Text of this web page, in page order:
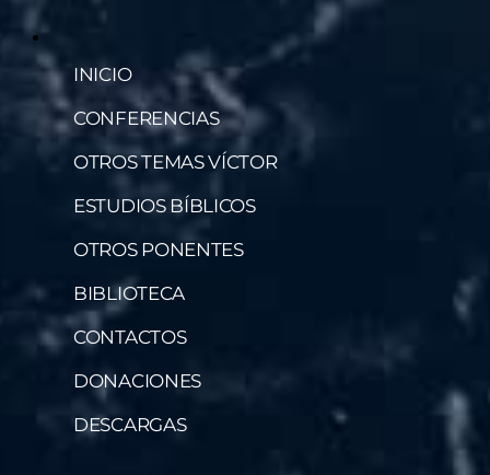
INICIO
CONFERENCIAS
OTROS TEMAS VÍCTOR
ESTUDIOS BÍBLICOS
OTROS PONENTES
BIBLIOTECA
CONTACTOS
DONACIONES
DESCARGAS